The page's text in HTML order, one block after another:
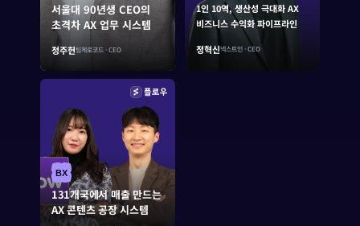
서울대 90년생 CEO의
초격차 AX 업무 시스템
정주헌팀제로코드 · CEO
1인 10역, 생산성 극대화 AX
비즈니스 수익화 파이프라인
정혁신넥스트인 · CEO
131개국에서 매출 만드는
AX 콘텐츠 공장 시스템
BX